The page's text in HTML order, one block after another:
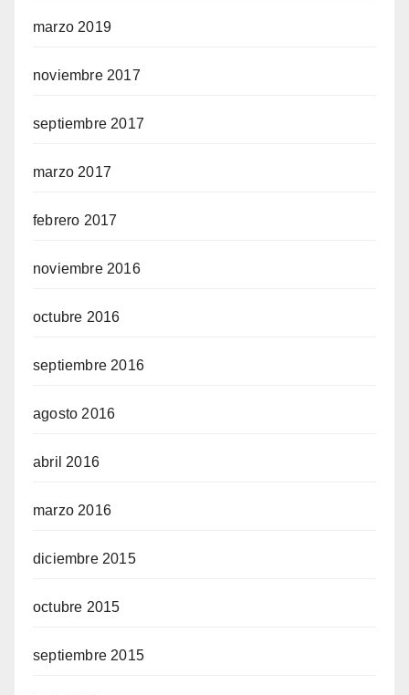
marzo 2019
noviembre 2017
septiembre 2017
marzo 2017
febrero 2017
noviembre 2016
octubre 2016
septiembre 2016
agosto 2016
abril 2016
marzo 2016
diciembre 2015
octubre 2015
septiembre 2015